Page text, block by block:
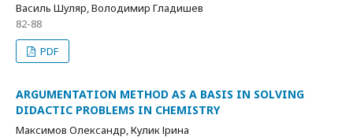
Василь Шуляр, Володимир Гладишев
82-88
PDF
ARGUMENTATION METHOD AS A BASIS IN SOLVING
DIDACTIC PROBLEMS IN CHEMISTRY
Максимов Олександр, Кулик Ірина